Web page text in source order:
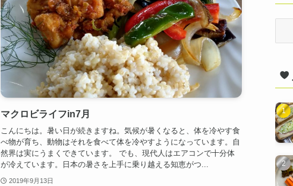
マクロビライフin7月
こんにちは。暑い日が続きますね。気候が暑くなると、体を冷やす食
べ物が育ち、動物はそれを食べて体を冷やすようになっています。自
然界は実にうまくできています。 でも、現代人はエアコンで十分体
が冷えています。日本の暑さを上手に乗り越える知恵がつ...
2019年9月13日
ブ
リ
ー